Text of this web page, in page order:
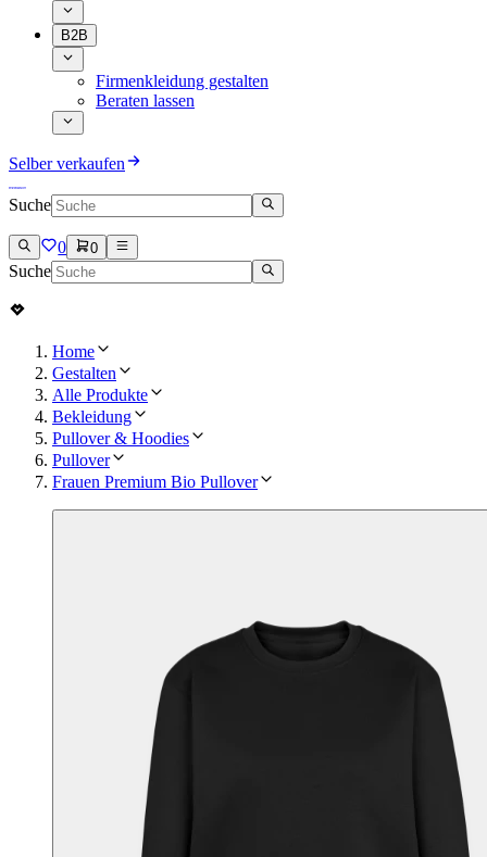
B2B
Firmenkleidung gestalten
Beraten lassen
Selber verkaufen
Suche
0 0
Suche
Home
Gestalten
Alle Produkte
Bekleidung
Pullover & Hoodies
Pullover
Frauen Premium Bio Pullover